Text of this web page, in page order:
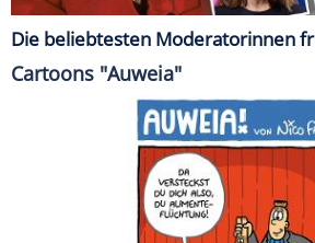
Die beliebtesten Moderatorinnen
Cartoons "Auweia"